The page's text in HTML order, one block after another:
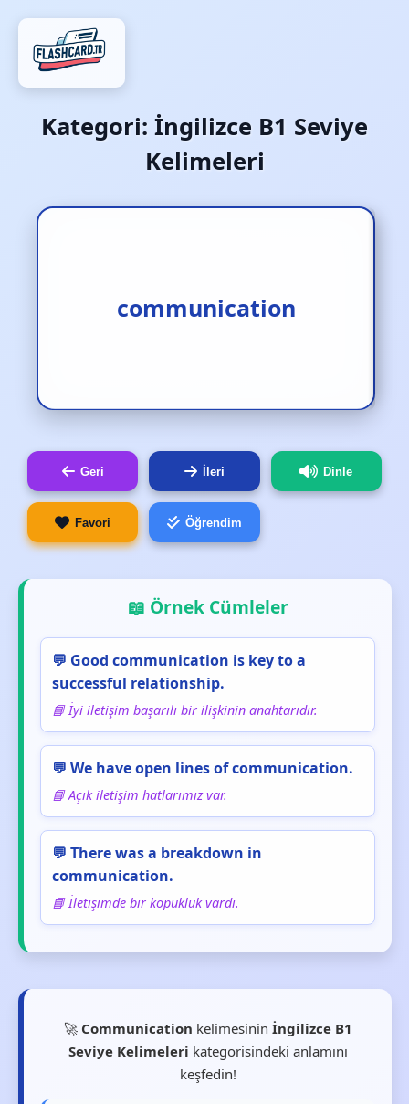
Kategori: İngilizce B1 Seviye
Kelimeleri
communication
3.mesaj [i.]
Geri İleri Dinle
Favori Öğrendim
📖 Örnek Cümleler
💬 Good communication is key to a
successful relationship.
📘 İyi iletişim başarılı bir ilişkinin anahtarıdır.
💬 We have open lines of communication.
📘 Açık iletişim hatlarımız var.
💬 There was a breakdown in
communication.
📘 İletişimde bir kopukluk vardı.
🚀 Communication kelimesinin İngilizce B1
Seviye Kelimeleri kategorisindeki anlamını
keşfedin!